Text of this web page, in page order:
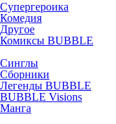
Супергероика
Комедия
Другое
Комиксы BUBBLE
Синглы
Сборники
Легенды BUBBLE
BUBBLE Visions
Манга